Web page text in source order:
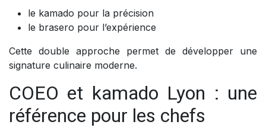
le kamado pour la précision
le brasero pour l’expérience
Cette double approche permet de développer une
signature culinaire moderne.
COEO et kamado Lyon : une
référence pour les chefs